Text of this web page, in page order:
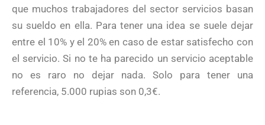
que muchos trabajadores del sector servicios basan
su sueldo en ella. Para tener una idea se suele dejar
entre el 10% y el 20% en caso de estar satisfecho con
el servicio. Si no te ha parecido un servicio aceptable
no es raro no dejar nada. Solo para tener una
referencia, 5.000 rupias son 0,3€.